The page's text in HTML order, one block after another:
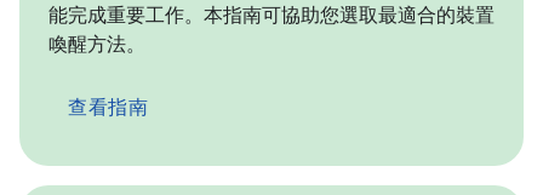
能完成重要工作。本指南可協助您選取最適合的裝置
喚醒方法。
查看指南